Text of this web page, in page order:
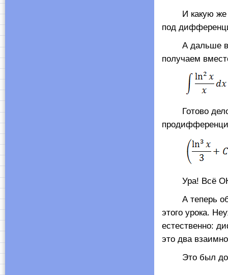
И какую же
под
А дальше всё
получаем
Готово дело.)
Ура! Всё
А теперь
этого урока.
естественно:
это два
Это был